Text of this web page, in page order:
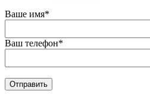
Ваше имя*
Ваш телефон*